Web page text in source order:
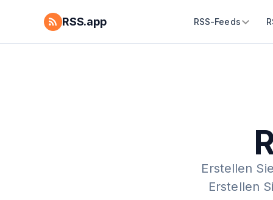
RSS.app RSS-Feeds
Erstellen
Erstellen